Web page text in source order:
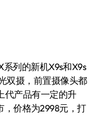
列的新机X9s和X9s
双摄，前置摄像头都
代产品有一定的升
，价格为2998元，打